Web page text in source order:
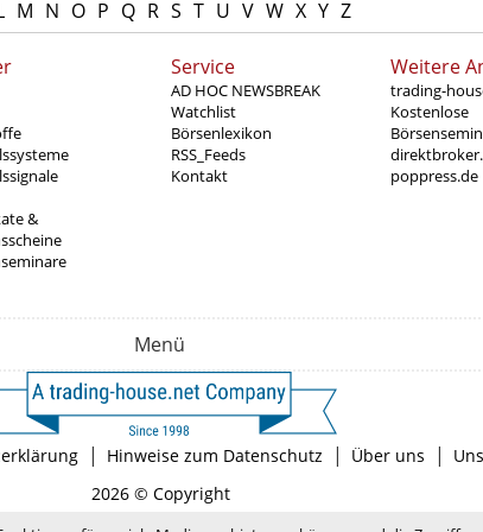
M N O P Q R S T U V W X Y Z
&
Service
AD HOC NEWSBREAK
Watchlist
Börsenlexikon
RSS_Feeds
Kontakt
Weitere
trading-
Kostenlose
poppress.de
Menü
| Hinweise zum Datenschutz | Über uns |
2026 © Copyright